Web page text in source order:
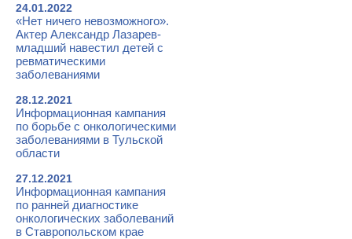
24.01.2022
«Нет ничего невозможного».
Актер Александр Лазарев-
младший навестил детей с
ревматическими
заболеваниями
28.12.2021
Информационная кампания
по борьбе с онкологическими
заболеваниями в Тульской
области
27.12.2021
Информационная кампания
по ранней диагностике
онкологических заболеваний
в Ставропольском крае